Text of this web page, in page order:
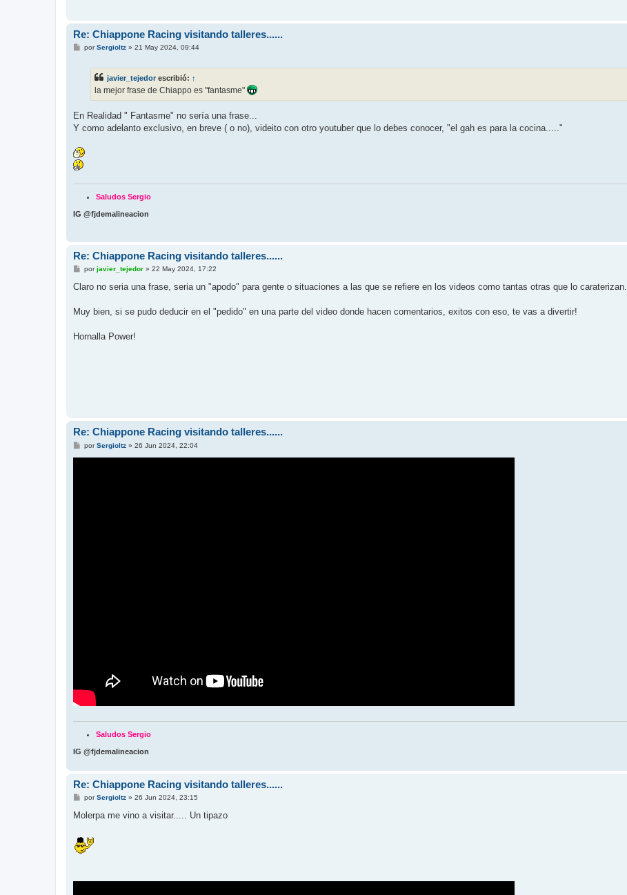
Re: Chiappone Racing visitando talleres......
MporSergioltz» 21 May 2024, 09:44
javier_tejedor escribió: ↑
la mejor frase de Chiappo es "fantasme"
En Realidad " Fantasme" no sería una frase...
Y como adelanto exclusivo, en breve ( o no), videito con otro youtuber que lo debes conocer, "el gah es para la cocina....."
Saludos Sergio
IG @fjdemalineacion
Re: Chiappone Racing visitando talleres......
M
n
j
porjavier_tejedor» 22 May 2024, 17:22
Claro no seria una frase, seria un "apodo" para gente o situaciones a las que se refiere en los videos como tantas otras que lo caraterizan.
Muy bien, si se pudo deducir en el "pedido" en una parte del video donde hacen comentarios, exitos con eso, te vas a divertir!
Hornalla Power!
Re: Chiappone Racing visitando talleres......
MporSergioltz» 26 Jun 2024, 22:04
Saludos Sergio
IG @fjdemalineacion
Re: Chiappone Racing visitando talleres......
M
n
j
e
porSergioltz» 26 Jun 2024, 23:15
Molerpa me vino a visitar..... Un tipazo